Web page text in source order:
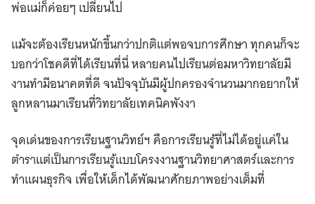
พ่อแม่ก็ค่อยๆ เปลี่ยนไป
แม้จะต้องเรียนหนักขึ้นกว่าปกติแต่พอจบการศึกษา ทุกคนก็จะ
บอกว่าโชคดีที่ได้เรียนที่นี่ หลายคนไปเรียนต่อมหาวิทยาลัยมี
งานทำมีอนาคตที่ดี จนปัจจุบันมีผู้ปกครองจำนวนมากอยากให้
ลูกหลานมาเรียนที่วิทยาลัยเทคนิคพังงา
จุดเด่นของการเรียนฐานวิทย์ฯ คือการเรียนรู้ที่ไม่ได้อยู่แค่ใน
ตำราแต่เป็นการเรียนรู้แบบโครงงานฐานวิทยาศาสตร์และการ
ทำแผนธุรกิจ เพื่อให้เด็กได้พัฒนาศักยภาพอย่างเต็มที่